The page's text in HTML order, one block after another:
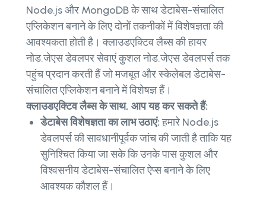
Node.js और MongoDB के साथ डेटाबेस-संचालित
एप्लिकेशन बनाने के लिए दोनों तकनीकों में विशेषज्ञता की
आवश्यकता होती है। क्लाउडएक्टिव लैब्स की हायर
नोड.जेएस डेवलपर सेवाएं कुशल नोड.जेएस डेवलपर्स तक
पहुंच प्रदान करती हैं जो मजबूत और स्केलेबल डेटाबेस-
संचालित एप्लिकेशन बनाने में विशेषज्ञ हैं।
क्लाउडएक्टिव लैब्स के साथ, आप यह कर सकते हैं:
डेटाबेस विशेषज्ञता का लाभ उठाएं:हमारे Node.js
डेवलपर्स की सावधानीपूर्वक जांच की जाती है ताकि यह
सुनिश्चित किया जा सके कि उनके पास कुशल और
विश्वसनीय डेटाबेस-संचालित ऐप्स बनाने के लिए
आवश्यक कौशल हैं।